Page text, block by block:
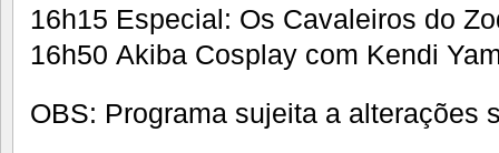
16h15 Especial: Os Cavaleiros do
16h50 Akiba Cosplay com Kendi
OBS: Programa sujeita a alterações